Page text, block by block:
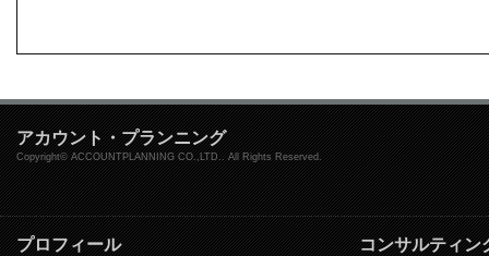
アカウント・プランニング
Copyright© ACCOUNTPLANNING CO.,LTD.. All Rights Reserved.
プロフィール コンサルティン